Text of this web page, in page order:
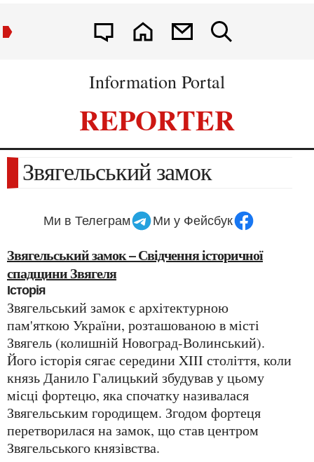
Information Portal
REPORTER
Звягельський замок
Ми в Телеграм Ми у Фейсбук
Звягельський замок – Свідчення історичної
спадщини Звягеля
Історія
Звягельський замок є архітектурною
пам'яткою України, розташованою в місті
Звягель (колишній Новоград-Волинський).
Його історія сягає середини XIII століття, коли
князь Данило Галицький збудував у цьому
місці фортецю, яка спочатку називалася
Звягельським городищем. Згодом фортеця
перетворилася на замок, що став центром
Звягельського князівства.